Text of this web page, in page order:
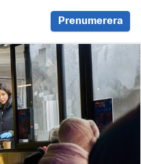
Prenumerera